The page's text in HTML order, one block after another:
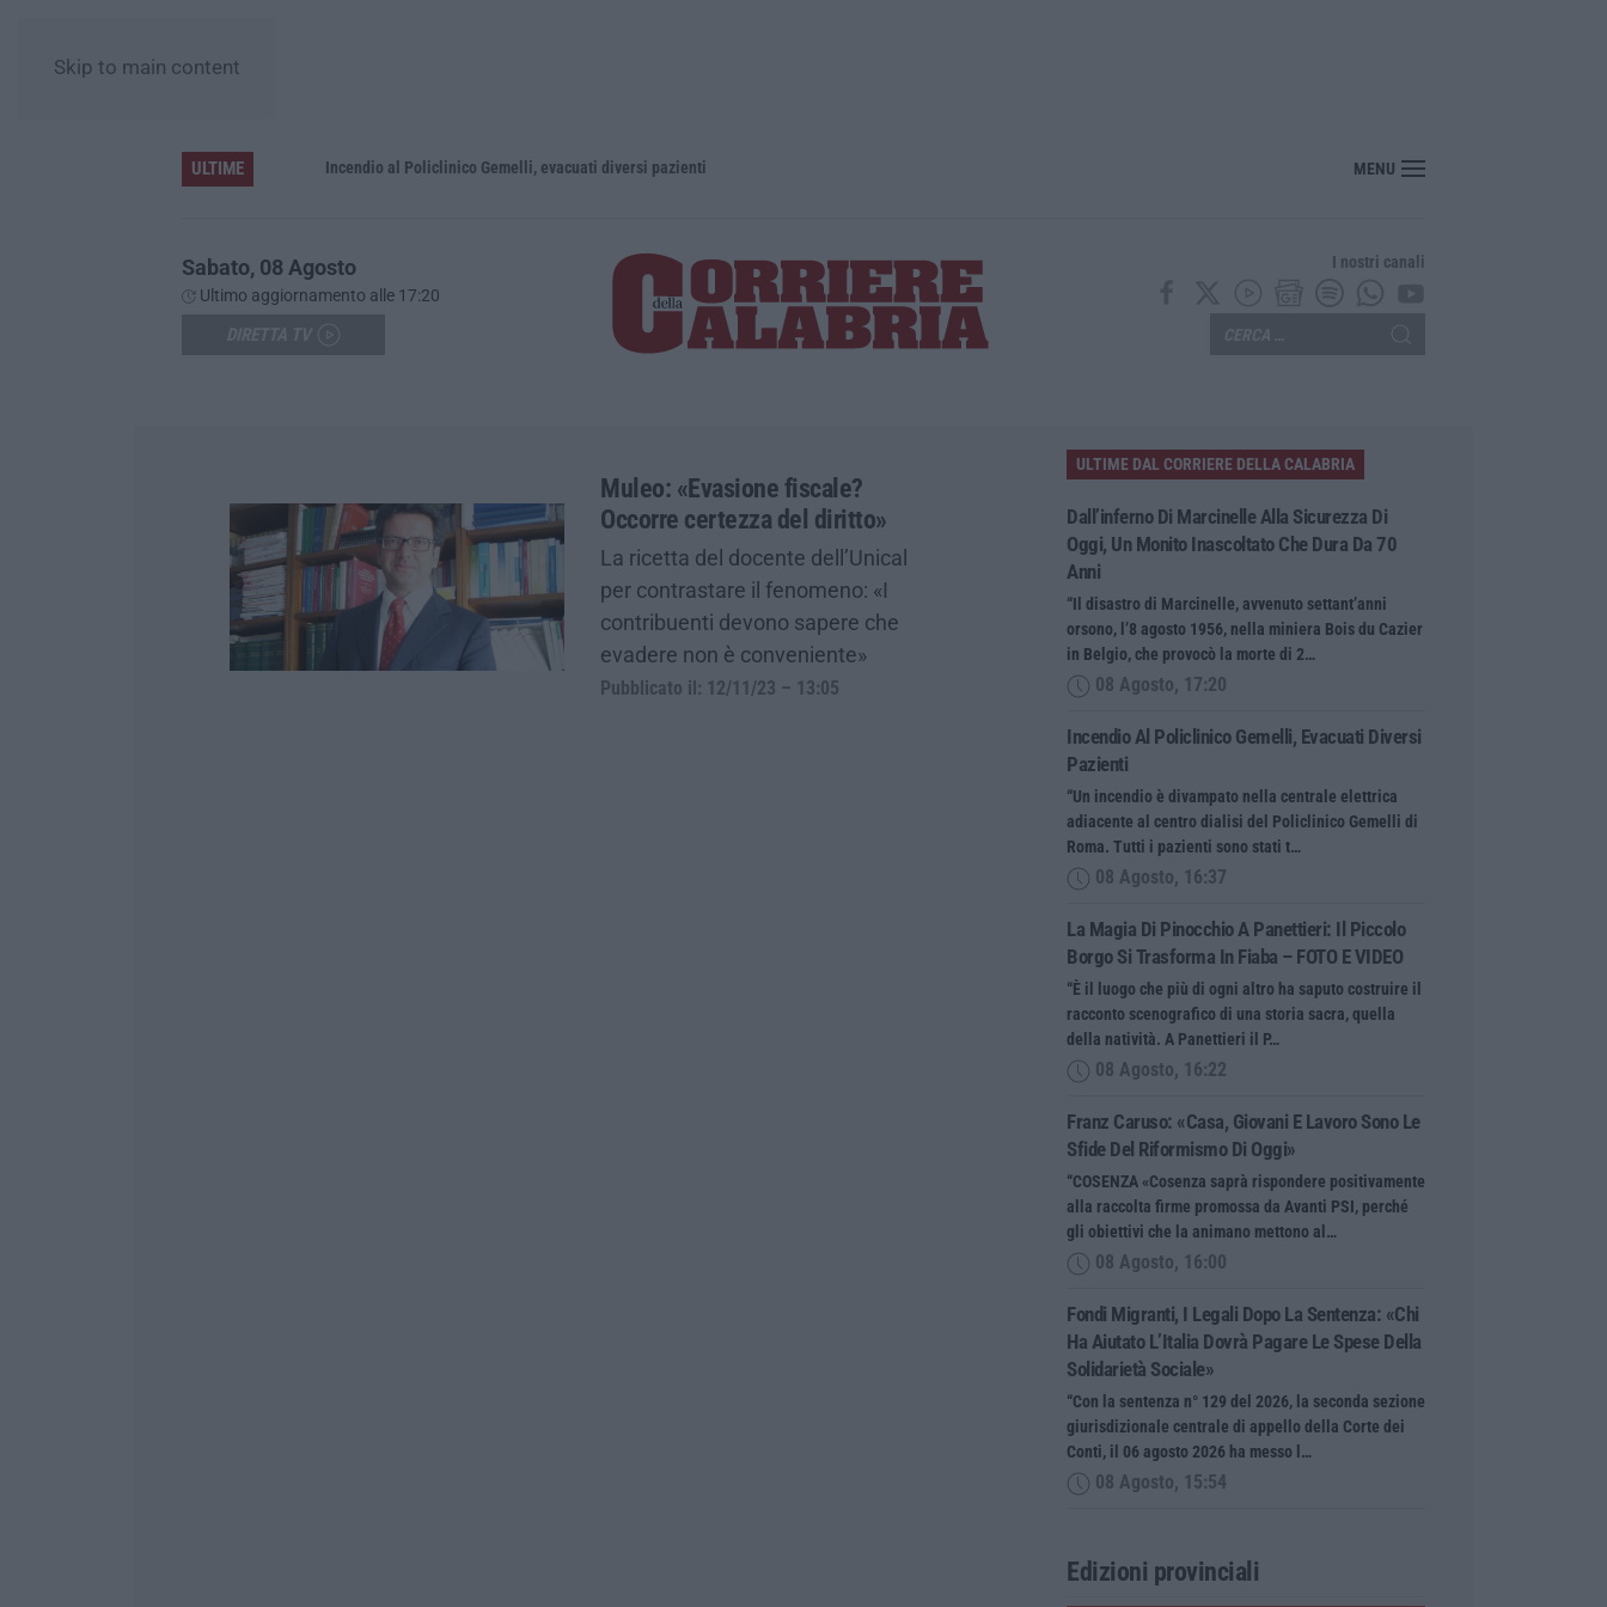
Skip to main content
ULTIME Incendio al Policlinico Gemelli, evacuati diversi pazienti La magia di Pinocchio a Panettieri: il piccolo borgo si trasforma in fiaba – FOTO E VIDEO
MENU
Sabato, 08 Agosto
Ultimo aggiornamento alle 17:20
I nostri canali
Muleo: «Evasione fiscale?
Occorre certezza del diritto»
La ricetta del docente dell’Unical
per contrastare il fenomeno: «I
contribuenti devono sapere che
evadere non è conveniente»
Pubblicato il: 12/11/23 – 13:05
ULTIME DAL CORRIERE DELLA CALABRIA
Dall’inferno Di Marcinelle Alla Sicurezza Di
Oggi, Un Monito Inascoltato Che Dura Da 70
Anni
“Il disastro di Marcinelle, avvenuto settant’anni
orsono, l’8 agosto 1956, nella miniera Bois du Cazier
in Belgio, che provocò la morte di 2…
08 Agosto, 17:20
Incendio Al Policlinico Gemelli, Evacuati Diversi
Pazienti
“Un incendio è divampato nella centrale elettrica
adiacente al centro dialisi del Policlinico Gemelli di
Roma. Tutti i pazienti sono stati t…
08 Agosto, 16:37
La Magia Di Pinocchio A Panettieri: Il Piccolo
Borgo Si Trasforma In Fiaba – FOTO E VIDEO
“È il luogo che più di ogni altro ha saputo costruire il
racconto scenografico di una storia sacra, quella
della natività. A Panettieri il P…
08 Agosto, 16:22
Franz Caruso: «Casa, Giovani E Lavoro Sono Le
Sfide Del Riformismo Di Oggi»
“COSENZA «Cosenza saprà rispondere positivamente
alla raccolta firme promossa da Avanti PSI, perché
gli obiettivi che la animano mettono al…
08 Agosto, 16:00
Fondi Migranti, I Legali Dopo La Sentenza: «Chi
Ha Aiutato L’Italia Dovrà Pagare Le Spese Della
Solidarietà Sociale»
“Con la sentenza n° 129 del 2026, la seconda sezione
giurisdizionale centrale di appello della Corte dei
Conti, il 06 agosto 2026 ha messo l…
08 Agosto, 15:54
Edizioni provinciali